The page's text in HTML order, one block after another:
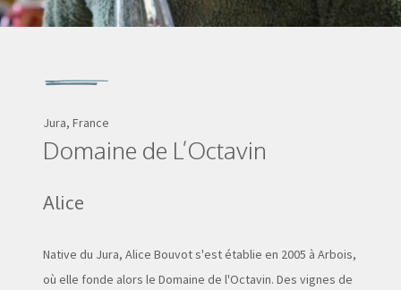
Jura, France
Domaine de L’Octavin
Alice
Native du Jura, Alice Bouvot s'est établie en 2005 à Arbois,
où elle fonde alors le Domaine de l'Octavin. Des vignes de